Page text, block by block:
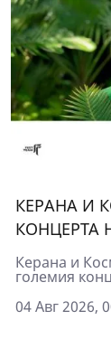
КЕРАНА И
КОНЦЕРТА
Керана и
големия
04 Авг 2026,